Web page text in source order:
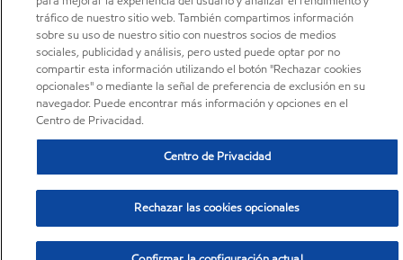
informativas y más.
Explorar la biblioteca
¿Cómo calificaría el contenido de esta
página?
AVG
Centro de suscripción
Reciba las últimas noticias de ExxonMobil chemical y manténgase
tráfico de nuestro sitio web. También compartimos información
sobre su uso de nuestro sitio con nuestros socios de medios
sociales, publicidad y análisis, pero usted puede optar por no
compartir esta información utilizando el botón "Rechazar cookies
opcionales" o mediante la señal de preferencia de exclusión en su
navegador. Puede encontrar más información y opciones en el
Centro de Privacidad.
Centro de Privacidad
Rechazar las cookies opcionales